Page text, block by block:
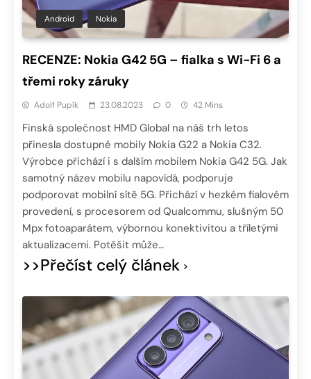
Android Nokia
RECENZE: Nokia G42 5G – fialka s Wi-Fi 6 a
třemi roky záruky
Adolf Pupík 23.08.2023 0 42 Mins
Finská společnost HMD Global na náš trh letos
přinesla dostupné mobily Nokia G22 a Nokia C32.
Výrobce přichází i s dalším mobilem Nokia G42 5G. Jak
samotný název mobilu napovídá, podporuje
podporovat mobilní sítě 5G. Přichází v hezkém fialovém
provedení, s procesorem od Qualcommu, slušným 50
Mpx fotoaparátem, výbornou konektivitou a tříletými
aktualizacemi. Potěšit může…
>>Přečíst celý článek